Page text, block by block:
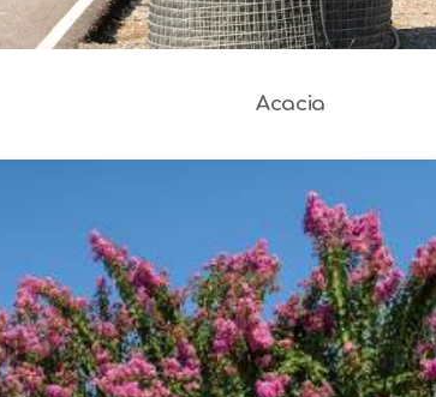
Acacia